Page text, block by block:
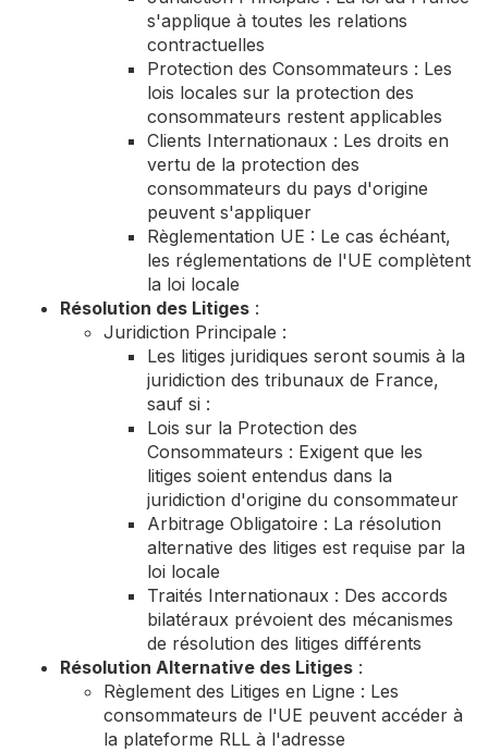
s'applique à toutes les relations
contractuelles
Protection des Consommateurs : Les
lois locales sur la protection des
consommateurs restent applicables
Clients Internationaux : Les droits en
vertu de la protection des
consommateurs du pays d'origine
peuvent s'appliquer
Règlementation UE : Le cas échéant,
les réglementations de l'UE complètent
la loi locale
Résolution des Litiges :
Juridiction Principale :
Les litiges juridiques seront soumis à la
juridiction des tribunaux de France,
sauf si :
Lois sur la Protection des
Consommateurs : Exigent que les
litiges soient entendus dans la
juridiction d'origine du consommateur
Arbitrage Obligatoire : La résolution
alternative des litiges est requise par la
loi locale
Traités Internationaux : Des accords
bilatéraux prévoient des mécanismes
de résolution des litiges différents
Résolution Alternative des Litiges :
Règlement des Litiges en Ligne : Les
consommateurs de l'UE peuvent accéder à
la plateforme RLL à l'adresse